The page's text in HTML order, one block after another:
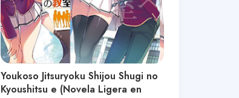
Youkoso Jitsuryoku Shijou Shugi no
Kyoushitsu e (Novela Ligera en